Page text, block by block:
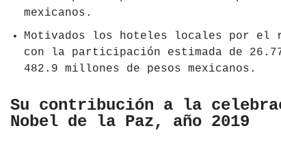
mexicanos.
Motivados los hoteles locales por el
con la participación estimada de
482.9 millones de pesos mexicanos.
Su contribución a la
Nobel de la Paz, año 2019